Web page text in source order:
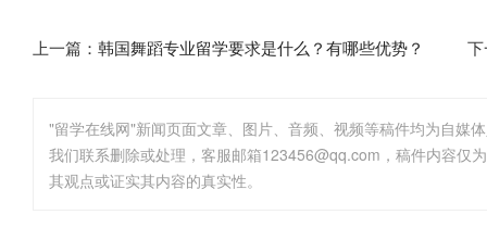
上一篇： 韩国舞蹈专业留学要求是什么？有哪些优势？
"留学在线网"新闻页面文章、图片、音频、视频等稿件均为自媒
其观点或证实其内容的真实性。